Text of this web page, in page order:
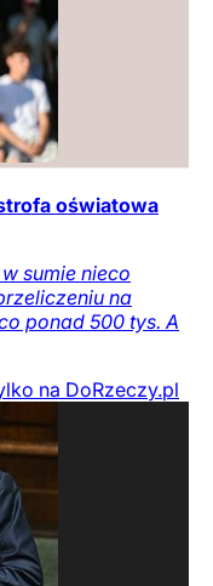
oświatowa
sumie nieco
na
ponad 500 tys. A
na DoRzeczy.pl